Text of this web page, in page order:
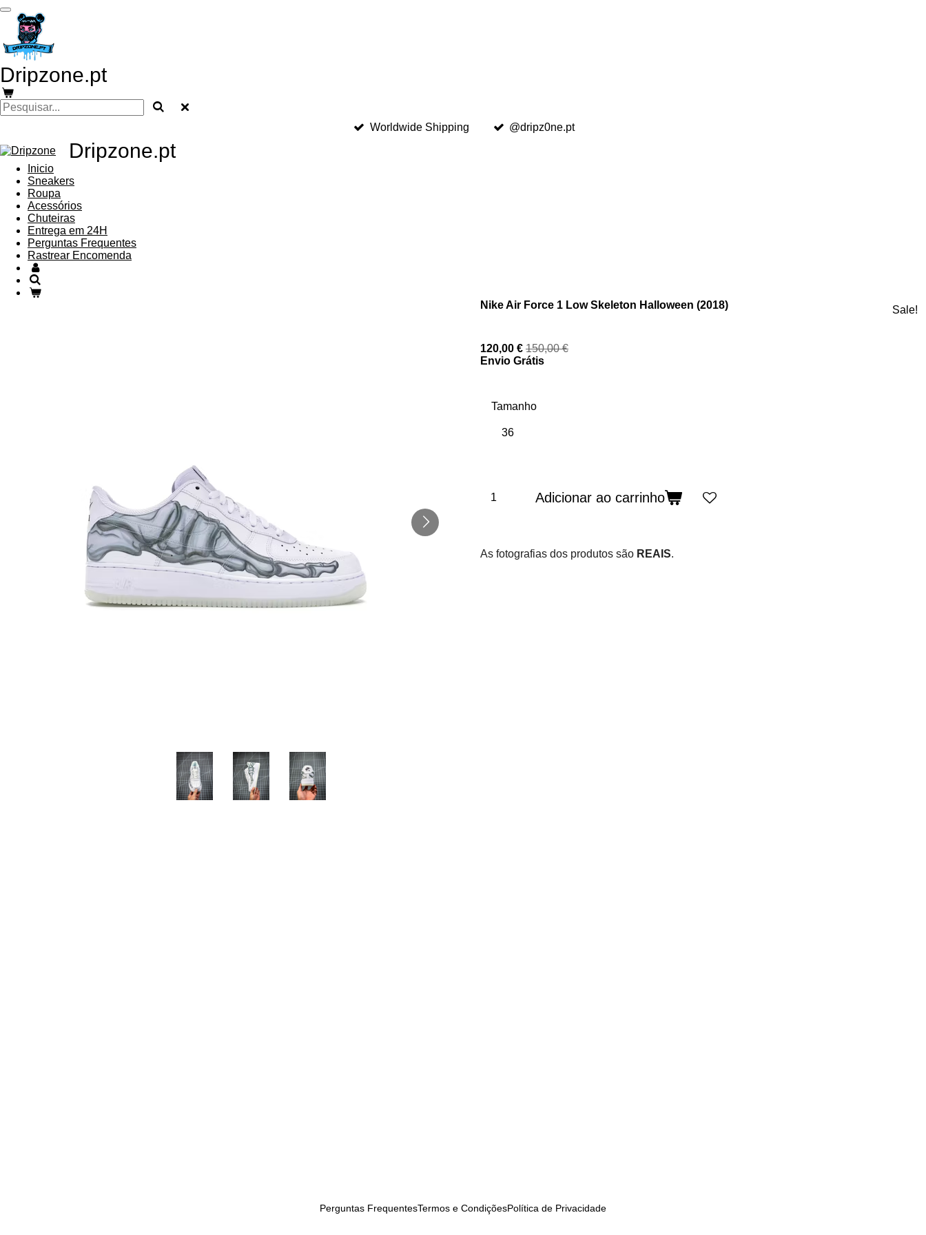
Salta
para
conteúdo
principal
Dripzone.pt
Worldwide Shipping @dripz0ne.pt
Dripzone.pt
Inicio
Sneakers
Roupa
Acessórios
Chuteiras
Entrega em 24H
Perguntas Frequentes
Rastrear Encomenda
Nike Air Force 1 Low Skeleton Halloween (2018) Sale!
120,00 € 150,00 €
Envio Grátis
Tamanho
Adicionar ao carrinho
As fotografias dos produtos são REAIS.
Perguntas FrequentesTermos e CondiçõesPolítica de Privacidade